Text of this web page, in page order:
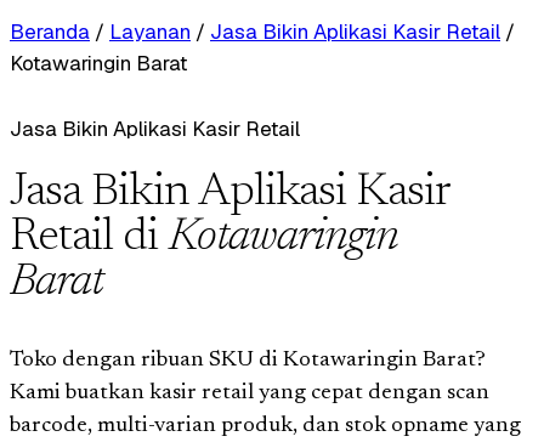
Beranda / Layanan / Jasa Bikin Aplikasi Kasir Retail /
Kotawaringin Barat
Jasa Bikin Aplikasi Kasir Retail
Jasa Bikin Aplikasi Kasir
Retail diKotawaringin
Barat
Toko dengan ribuan SKU di Kotawaringin Barat?
Kami buatkan kasir retail yang cepat dengan scan
barcode, multi-varian produk, dan stok opname yang